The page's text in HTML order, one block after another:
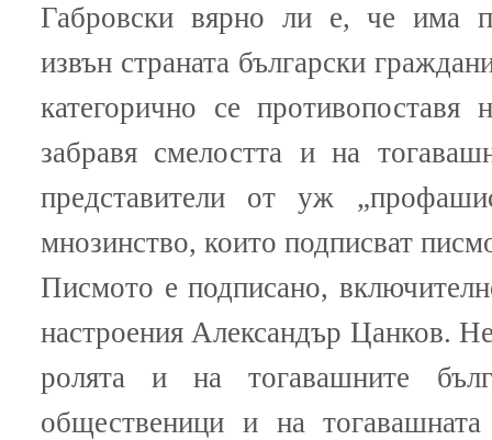
Габровски вярно ли е, че има
извън страната български
категорично се
забравя смелостта и на
представители от уж
мнозинство, които подписват
Писмото е подписано,
настроения Александър Цанков.
ролята и на тогавашните
общественици и на тогавашната